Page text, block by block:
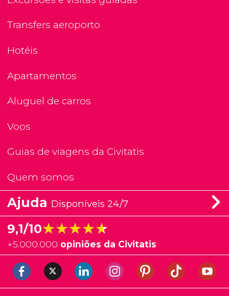
Transfers aeroporto
Hotéis
Apartamentos
Aluguel de carros
Voos
Guias de viagens da Civitatis
Quem somos
Ajuda Disponíveis 24/7
9,1/10★★★★★
★★★★★
+5.000.000 opiniões da Civitatis